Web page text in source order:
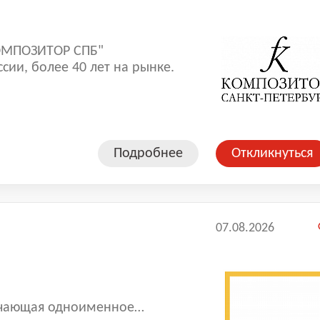
СПБ"
более 40 лет на рынке.
Подробнее Откликнуться
одноименное
07.08.2026